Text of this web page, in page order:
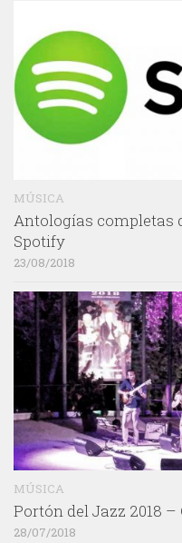
MÚSICA
Antologías completas
Spotify
23/08/2018
MÚSICA
Portón del Jazz 2018
28/07/2018